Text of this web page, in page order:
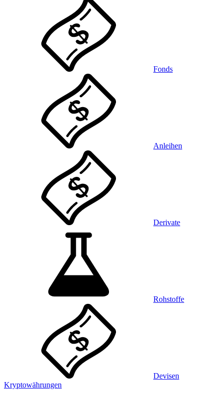
Fonds
Anleihen
Derivate
Rohstoffe
Devisen
Kryptowährungen